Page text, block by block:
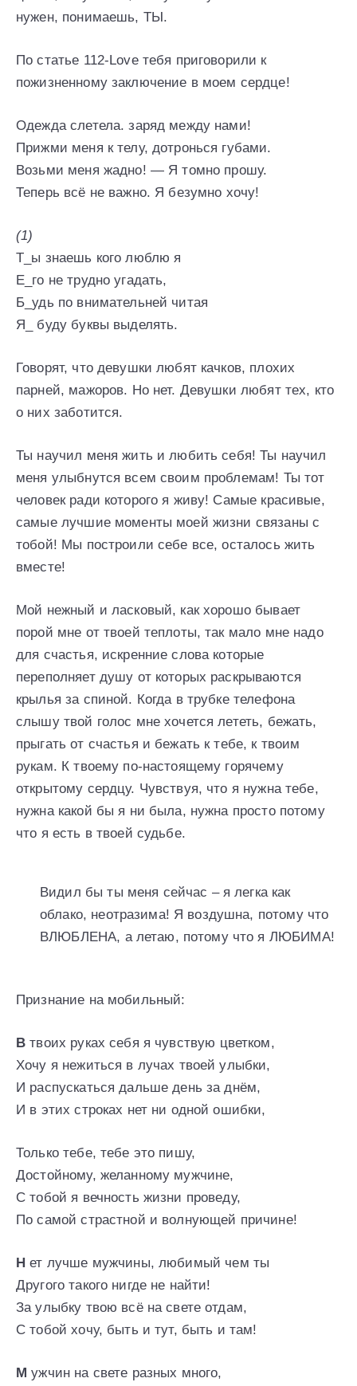
нужен, понимаешь, ТЫ.
По статье 112-Love тебя приговорили к
пожизненному заключение в моем сердце!
Одежда слетела. заряд между нами!
Прижми меня к телу, дотронься губами.
Возьми меня жадно! — Я томно прошу.
Теперь всё не важно. Я безумно хочу!
(1)
Т_ы знаешь кого люблю я
Е_го не трудно угадать,
Б_удь по внимательней читая
Я_ буду буквы выделять.
Говорят, что девушки любят качков, плохих
парней, мажоров. Но нет. Девушки любят тех, кто
о них заботится.
Ты научил меня жить и любить себя! Ты научил
меня улыбнутся всем своим проблемам! Ты тот
человек ради которого я живу! Самые красивые,
самые лучшие моменты моей жизни связаны с
тобой! Мы построили себе все, осталось жить
вместе!
Мой нежный и ласковый, как хорошо бывает
порой мне от твоей теплоты, так мало мне надо
для счастья, искренние слова которые
переполняет душу от которых раскрываются
крылья за спиной. Когда в трубке телефона
слышу твой голос мне хочется лететь, бежать,
прыгать от счастья и бежать к тебе, к твоим
рукам. К твоему по-настоящему горячему
открытому сердцу. Чувствуя, что я нужна тебе,
нужна какой бы я ни была, нужна просто потому
что я есть в твоей судьбе.
Видил бы ты меня сейчас – я легка как
облако, неотразима! Я воздушна, потому что
ВЛЮБЛЕНА, а летаю, потому что я ЛЮБИМА!
Признание на мобильный:
В твоих руках себя я чувствую цветком,
Хочу я нежиться в лучах твоей улыбки,
И распускаться дальше день за днём,
И в этих строках нет ни одной ошибки,
Только тебе, тебе это пишу,
Достойному, желанному мужчине,
С тобой я вечность жизни проведу,
По самой страстной и волнующей причине!
Н ет лучше мужчины, любимый чем ты
Другого такого нигде не найти!
За улыбку твою всё на свете отдам,
С тобой хочу, быть и тут, быть и там!
М ужчин на свете разных много,